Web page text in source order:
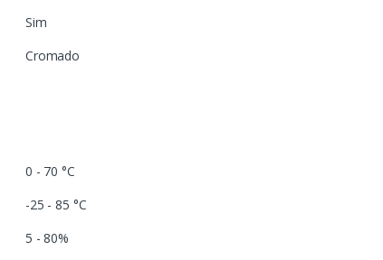
Sim
Cromado
0 - 70 °C
-25 - 85 °C
5 - 80%